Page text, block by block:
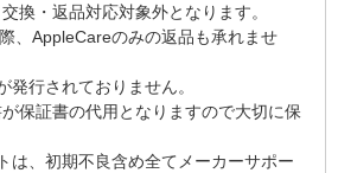
換・返品対応対象外となります。
、AppleCareのみの返品も承れませ
行されておりません。
保証書の代用となりますので大切に保
は、初期不良含め全てメーカーサポー